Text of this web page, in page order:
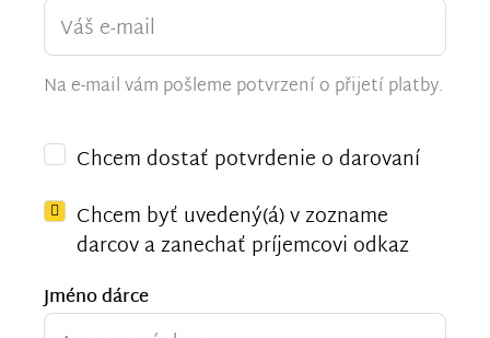
Na e-mail vám pošleme potvrzení o přijetí platby.
Chcem dostať potvrdenie o darovaní
Chcem byť uvedený(á) v zozname
darcov a zanechať príjemcovi odkaz
Jméno dárce